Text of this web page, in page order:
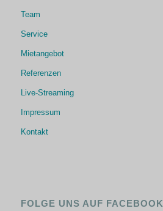
Team
Service
Mietangebot
Referenzen
Live-Streaming
Impressum
Kontakt
FOLGE UNS AUF FACEBOOK